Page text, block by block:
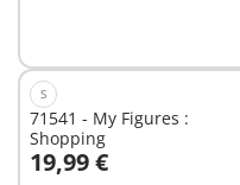
S
71541 - My Figures :
Shopping
19,99 €
Au panier